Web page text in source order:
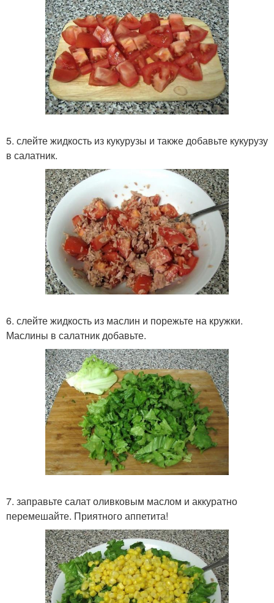
5. слейте жидкость из кукурузы и также добавьте кукурузу
в салатник.
6. слейте жидкость из маслин и порежьте на кружки.
Маслины в салатник добавьте.
7. заправьте салат оливковым маслом и аккуратно
перемешайте. Приятного аппетита!